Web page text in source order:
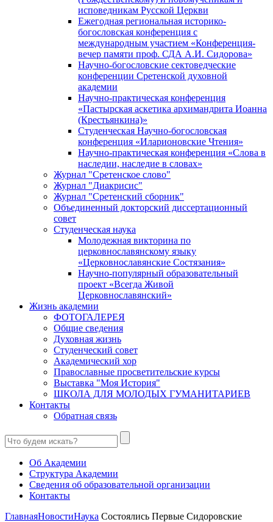
исповедникам Русской Церкви
Ежегодная региональная историко-
богословская конференция с
международным участием «Конференция-
вечер памяти проф. СДА А.И. Сидорова»
Научно-богословские сектоведческие
конференции Сретенской духовной
академии
Научно-практическая конференция
«Пастырская аскетика архимандрита Иоанна
(Крестьянкина)»
Студенческая Научно-богословская
конференция «Иларионовские Чтения»
Научно-практическая конференция «Cлова в
наследии, наследие в словах»
Журнал "Сретенское слово"
Журнал "Диакрисис"
Журнал "Сретенский сборник"
Объединенный докторский диссертационный
совет
Студенческая наука
Молодежная викторина по
церковнославянскому языку
«Церковнославянские Состязания»
Научно-популярный образовательный
проект «Всегда Живой
Церковнославянский»
Жизнь академии
ФОТОГАЛЕРЕЯ
Общие сведения
Духовная жизнь
Студенческий совет
Академический хор
Православные просветительские курсы
Выставка "Моя История"
ШКОЛА ДЛЯ МОЛОДЫХ ГУМАНИТАРИЕВ
Контакты
Обратная связь
Об Академии
Структура Академии
Сведения об образовательной организации
Контакты
ГлавнаяНовостиНаука Состоялись Первые Сидоровские